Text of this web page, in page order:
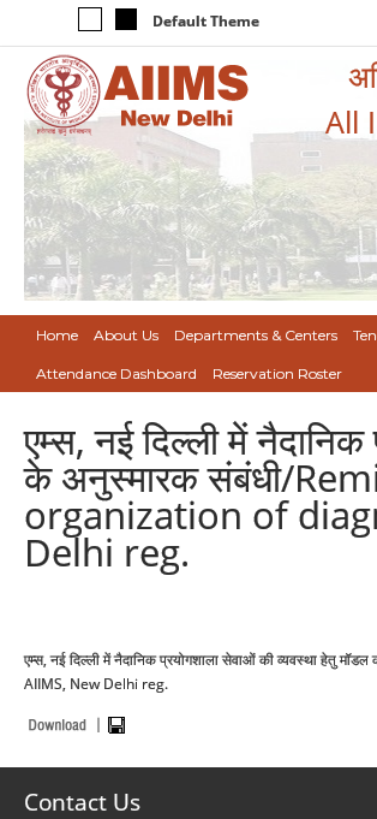
Default Theme
All
Home About Us Departments & Centers
Attendance Dashboard Reservation Roster
एम्स, नई दिल्ली में
के अनुस्मारक संबंधी/
organization of
Delhi reg.
एम्स, नई दिल्ली में नैदानिक प्रयोगशाला सेवाओं की व्यवस्था
AIIMS, New Delhi reg.
Contact Us